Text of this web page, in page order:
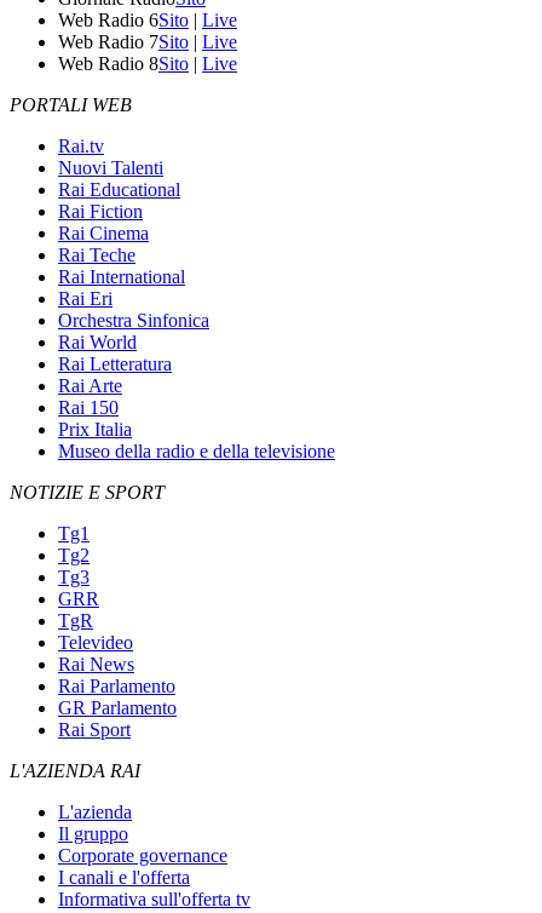
Web Radio 6Sito | Live
Web Radio 7Sito | Live
Web Radio 8Sito | Live
PORTALI WEB
Rai.tv
Nuovi Talenti
Rai Educational
Rai Fiction
Rai Cinema
Rai Teche
Rai International
Rai Eri
Orchestra Sinfonica
Rai World
Rai Letteratura
Rai Arte
Rai 150
Prix Italia
Museo della radio e della televisione
NOTIZIE E SPORT
Tg1
Tg2
Tg3
GRR
TgR
Televideo
Rai News
Rai Parlamento
GR Parlamento
Rai Sport
L'AZIENDA RAI
L'azienda
Il gruppo
Corporate governance
I canali e l'offerta
Informativa sull'offerta tv